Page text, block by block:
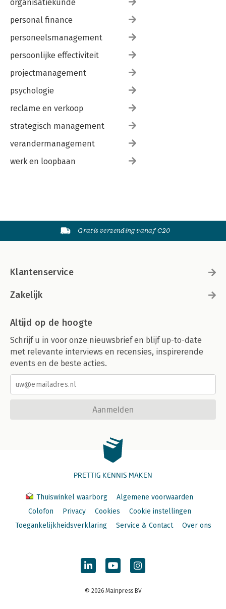
organisatiekunde
personal finance
personeelsmanagement
persoonlijke effectiviteit
projectmanagement
psychologie
reclame en verkoop
strategisch management
verandermanagement
werk en loopbaan
Gratis verzending vanaf €20
Klantenservice
Zakelijk
Altijd op de hoogte
Schrijf u in voor onze nieuwsbrief en blijf up-to-date
met relevante interviews en recensies, inspirerende
events en de beste acties.
Aanmelden
PRETTIG KENNIS MAKEN
Thuiswinkel waarborg
Algemene voorwaarden
Colofon
Privacy Cookies
Cookie instellingen
Toegankelijkheidsverklaring
Service & Contact Over ons
© 2026 Mainpress BV